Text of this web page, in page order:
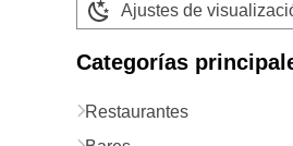
Ajustes de
Categorías
Restaurantes